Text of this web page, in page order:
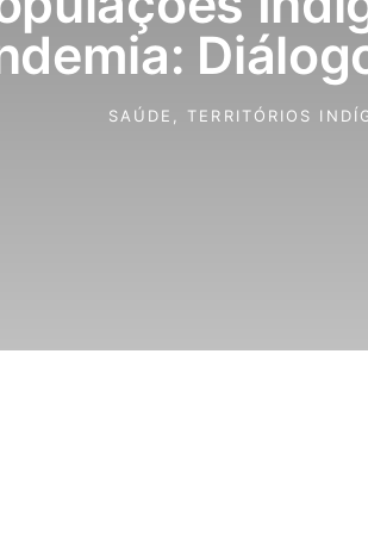
SAÚDE TERRITÓRIOS